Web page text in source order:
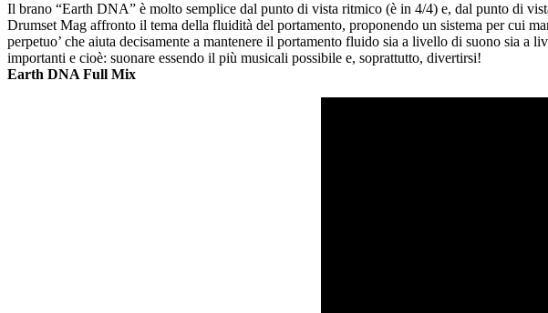
Il brano “Earth DNA” è molto semplice dal punto di vista ritmico (è in 4/4) e, dal punto di
Drumset Mag affronto il tema della fluidità del portamento, proponendo un sistema per cui
perpetuo’ che aiuta decisamente a mantenere il portamento fluido sia a livello di suono sia
importanti e cioè: suonare essendo il più musicali possibile e, soprattutto, divertirsi!
Earth DNA Full Mix